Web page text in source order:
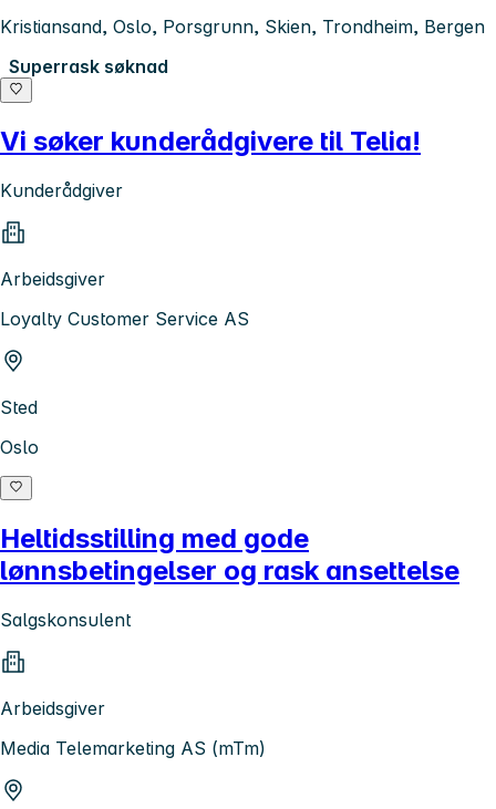
Kristiansand, Oslo, Porsgrunn, Skien, Trondheim, Bergen
Superrask søknad
Vi søker kunderådgivere til Telia!
Kunderådgiver
Arbeidsgiver
Loyalty Customer Service AS
Sted
Oslo
Heltidsstilling med gode
lønnsbetingelser og rask ansettelse
Salgskonsulent
Arbeidsgiver
Media Telemarketing AS (mTm)